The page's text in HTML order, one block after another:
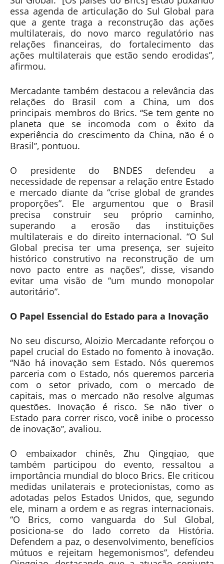
essa agenda de articulação do Sul Global para
que a gente traga a reconstrução das ações
multilaterais, do novo marco regulatório nas
relações financeiras, do fortalecimento das
ações multilaterais que estão sendo erodidas”,
afirmou.
Mercadante também destacou a relevância das
relações do Brasil com a China, um dos
principais membros do Brics. “Se tem gente no
planeta que se incomoda com o êxito da
experiência do crescimento da China, não é o
Brasil”, pontuou.
O presidente do BNDES defendeu a
necessidade de repensar a relação entre Estado
e mercado diante da “crise global de grandes
proporções”. Ele argumentou que o Brasil
precisa construir seu próprio caminho,
superando a erosão das instituições
multilaterais e do direito internacional. “O Sul
Global precisa ter uma presença, ser sujeito
histórico construtivo na reconstrução de um
novo pacto entre as nações”, disse, visando
evitar uma visão de “um mundo monopolar
autoritário”.
O Papel Essencial do Estado para a Inovação
No seu discurso, Aloizio Mercadante reforçou o
papel crucial do Estado no fomento à inovação.
“Não há inovação sem Estado. Nós queremos
parceria com o Estado, nós queremos parceria
com o setor privado, com o mercado de
capitais, mas o mercado não resolve algumas
questões. Inovação é risco. Se não tiver o
Estado para correr risco, você inibe o processo
de inovação”, avaliou.
O embaixador chinês, Zhu Qingqiao, que
também participou do evento, ressaltou a
importância mundial do bloco Brics. Ele criticou
medidas unilaterais e protecionistas, como as
adotadas pelos Estados Unidos, que, segundo
ele, minam a ordem e as regras internacionais.
“O Brics, como vanguarda do Sul Global,
posiciona-se do lado correto da História.
Defendem a paz, o desenvolvimento, benefícios
mútuos e rejeitam hegemonismos”, defendeu